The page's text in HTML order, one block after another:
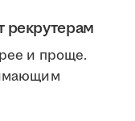
рекрутерам
и проще.